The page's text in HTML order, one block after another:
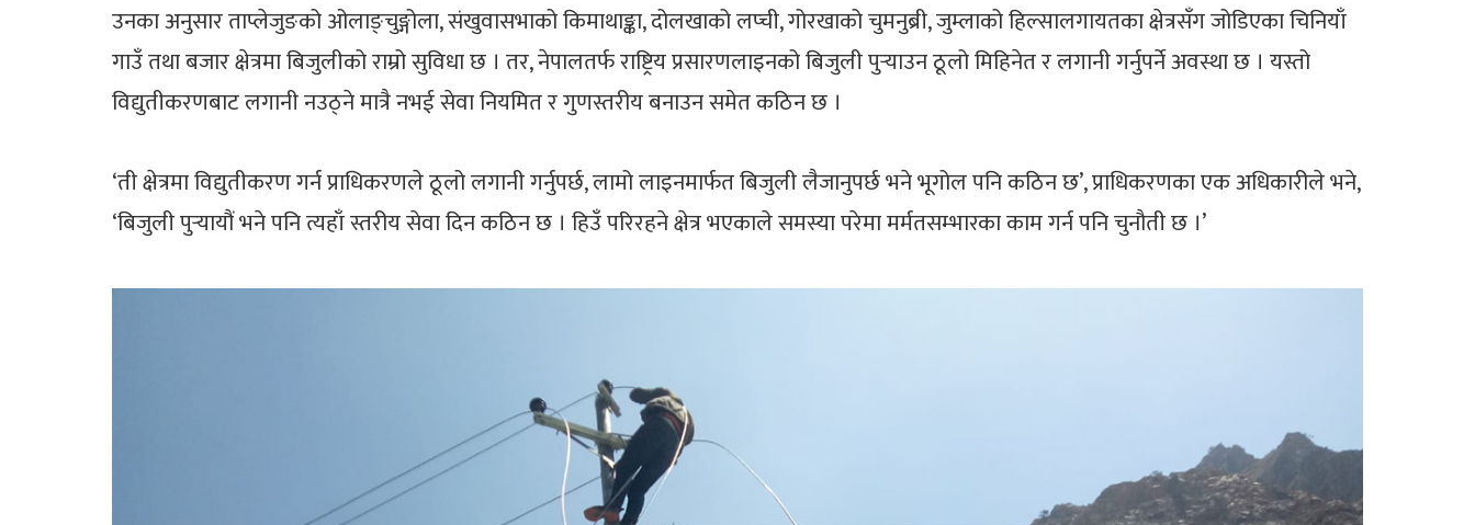
उनका अनुसार ताप्लेजुङको ओलाङ्चुङ्गोला, संखुवासभाको किमाथाङ्का, दोलखाको लप्ची, गोरखाको चुमनुब्री, जुम्लाको हिल्सालगायतका क्षेत्रसँग जोडिएका चिनियाँ
गाउँ तथा बजार क्षेत्रमा बिजुलीको राम्रो सुविधा छ । तर, नेपालतर्फ राष्ट्रिय प्रसारणलाइनको बिजुली पुर्‍याउन ठूलो मिहिनेत र लगानी गर्नुपर्ने अवस्था छ । यस्तो
विद्युतीकरणबाट लगानी नउठ्ने मात्रै नभई सेवा नियमित र गुणस्तरीय बनाउन समेत कठिन छ ।
‘ती क्षेत्रमा विद्युतीकरण गर्न प्राधिकरणले ठूलो लगानी गर्नुपर्छ, लामो लाइनमार्फत बिजुली लैजानुपर्छ भने भूगोल पनि कठिन छ’, प्राधिकरणका एक अधिकारीले भने,
‘बिजुली पुर्‍यायौं भने पनि त्यहाँ स्तरीय सेवा दिन कठिन छ । हिउँ परिरहने क्षेत्र भएकाले समस्या परेमा मर्मतसम्भारका काम गर्न पनि चुनौती छ ।’